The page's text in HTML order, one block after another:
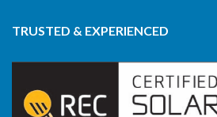
TRUSTED & EXPERIENCED